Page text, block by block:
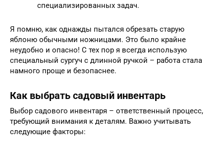
специализированных задач.
Я помню, как однажды пытался обрезать старую
яблоню обычными ножницами. Это было крайне
неудобно и опасно! С тех пор я всегда использую
специальный сургуч с длинной ручкой – работа стала
намного проще и безопаснее.
Как выбрать садовый инвентарь
Выбор садового инвентаря – ответственный процесс,
требующий внимания к деталям. Важно учитывать
следующие факторы: